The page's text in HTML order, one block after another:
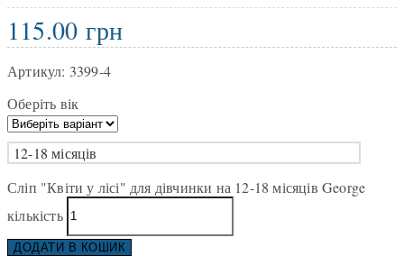
115.00грн
Артикул: 3399-4
Оберіть вік
12-18 місяців
Сліп "Квіти у лісі" для дівчинки на 12-18 місяців George
кількість
ДОДАТИ В КОШИК